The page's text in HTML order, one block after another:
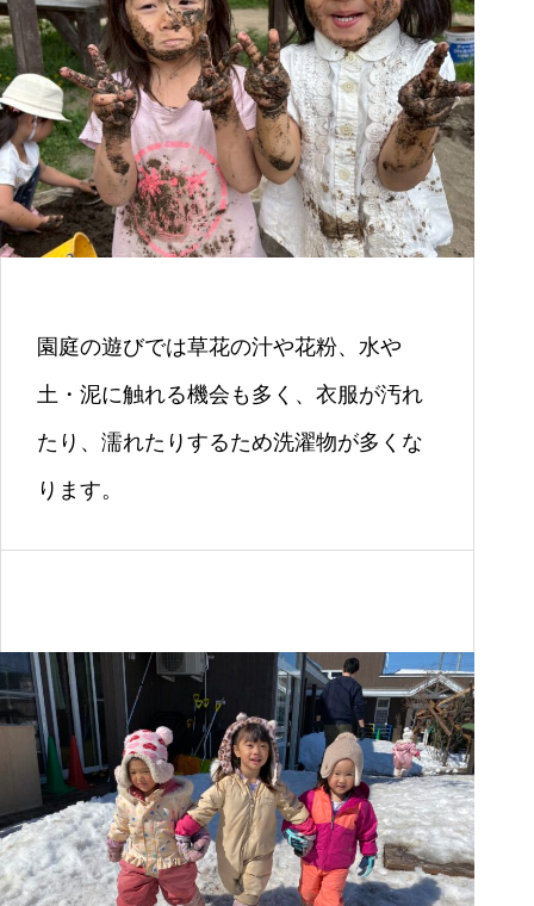
園庭の遊びでは草花の汁や花粉、水や
土・泥に触れる機会も多く、衣服が汚れ
たり、濡れたりするため洗濯物が多くな
ります。